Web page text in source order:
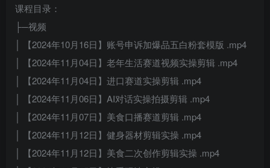
课程目录：
├─视频
│ 【2024年10月16日】账号申诉加爆品五白粉套模版 .mp4
│ 【2024年11月04日】老年生活赛道视频实操剪辑 .mp4
│ 【2024年11月04日】进口赛道实操剪辑 .mp4
│ 【2024年11月06日】AI对话实操拍摄剪辑 .mp4
│ 【2024年11月07日】美食口播赛道剪辑 .mp4
│ 【2024年11月12日】健身器材剪辑实操 .mp4
│ 【2024年11月12日】美食二次创作剪辑实操 .mp4